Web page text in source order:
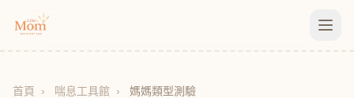
首頁 › 喘息工具館 › 媽媽類型測驗